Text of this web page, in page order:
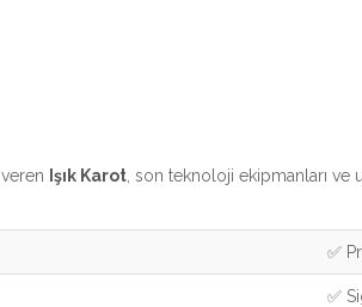
Işık Karot , son teknoloji ekipmanları ve
✅
✅